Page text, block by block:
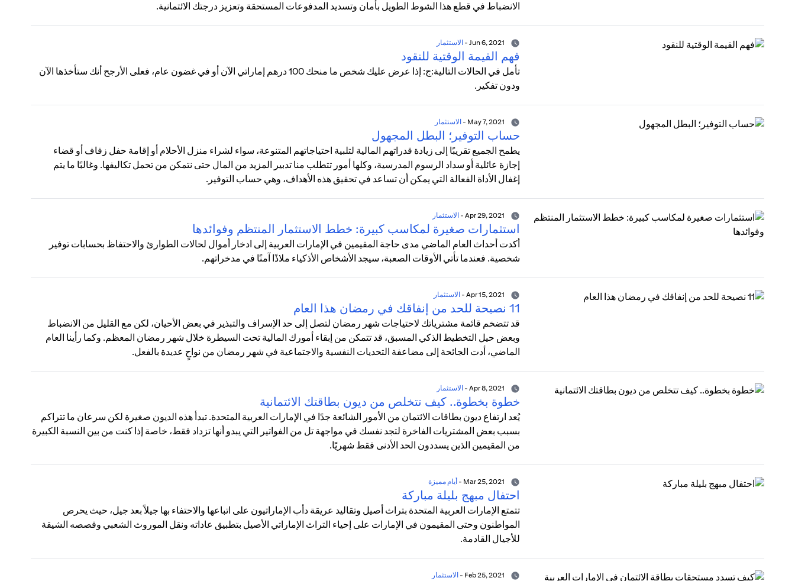
الانضباط في قطع هذا الشوط الطويل بأمان وتسديد المدفوعات المستحقة وتعزيز درجتك الائتمانية.
-الاستثمار
فهم القيمة الوقتية للنقود
تأمل في الحالات التالية:ج: إذا عرض عليك شخص ما منحك 100 درهم إماراتي الآن أو في غضون عام، فعلى الأرجح أنك ستأخذها الآن
ودون تفكير.
-الاستثمار
حساب التوفير؛ البطل المجهول
يطمح الجميع تقريبًا إلى زيادة قدراتهم المالية لتلبية احتياجاتهم المتنوعة، سواء لشراء منزل الأحلام أو إقامة حفل زفاف أو قضاء
إجازة عائلية أو سداد الرسوم المدرسية، وكلها أمور تتطلب منا تدبير المزيد من المال حتى نتمكن من تحمل تكاليفها. وغالبًا ما يتم
إغفال الأداة الفعالة التي يمكن أن تساعد في تحقيق هذه الأهداف، وهي حساب التوفير.
-الاستثمار
استثمارات صغيرة لمكاسب كبيرة: خطط الاستثمار المنتظم وفوائدها
أكدت أحداث العام الماضي مدى حاجة المقيمين في الإمارات العربية إلى ادخار أموال لحالات الطوارئ والاحتفاظ بحسابات توفير
شخصية. فعندما تأتي الأوقات الصعبة، سيجد الأشخاص الأذكياء ملاذًا آمنًا في مدخراتهم.
-الاستثمار
11 نصيحة للحد من إنفاقك في رمضان هذا العام
قد تتضخم قائمة مشترياتك لاحتياجات شهر رمضان لتصل إلى حد الإسراف والتبذير في بعض الأحيان، لكن مع القليل من الانضباط
وبعض حيل التخطيط الذكي المسبق، قد تتمكن من إبقاء أمورك المالية تحت السيطرة خلال شهر رمضان المعظم. وكما رأينا العام
الماضي، أدت الجائحة إلى مضاعفة التحديات النفسية والاجتماعية في شهر رمضان من نواحٍ عديدة بالفعل.
-الاستثمار
خطوة بخطوة.. كيف تتخلص من ديون بطاقتك الائتمانية
يُعد ارتفاع ديون بطاقات الائتمان من الأمور الشائعة جدًا في الإمارات العربية المتحدة. تبدأ هذه الديون صغيرة لكن سرعان ما تتراكم
بسبب بعض المشتريات الفاخرة لتجد نفسك في مواجهة تل من الفواتير التي يبدو أنها تزداد فقط، خاصة إذا كنت من بين النسبة الكبيرة
من المقيمين الذين يسددون الحد الأدنى فقط شهريًا.
-أيام مميزة
احتفال مبهج بليلة مباركة
تتمتع الإمارات العربية المتحدة بتراث أصيل وتقاليد عريقة دأب الإماراتيون على اتباعها والاحتفاء بها جيلاً بعد جيل، حيث يحرص
المواطنون وحتى المقيمون في الإمارات على إحياء التراث الإماراتي الأصيل بتطبيق عاداته ونقل الموروث الشعبي وقصصه الشيقة
للأجيال القادمة.
-الاستثمار